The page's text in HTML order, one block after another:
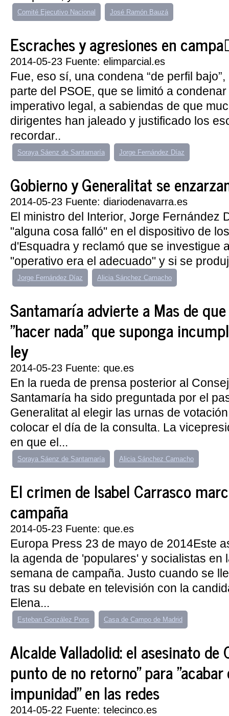
Comité Ejecutivo Nacional José Ramón Bauzá
Escraches y agresiones en
2014-05-23 Fuente: elimparcial.es
Fue, eso sí, una condena “de perfil
parte del PSOE, que se limitó a
imperativo legal, a sabiendas de que
dirigentes han jaleado y justificado los
recordar..
Soraya Sáenz de Santamaría Jorge Fernández Díaz
Gobierno y Generalitat se
2014-05-23 Fuente: diariodenavarra.es
El ministro del Interior, Jorge Fernández
"alguna cosa falló" en el dispositivo de
d'Esquadra y reclamó que se investigue
"operativo era el adecuado" y si se
Jorge Fernández Díaz Alicia Sánchez Camacho
Santamaría advierte a Mas de
"hacer nada" que suponga
ley
2014-05-23 Fuente: que.es
En la rueda de prensa posterior al
Santamaría ha sido preguntada por el
Generalitat al elegir las urnas de
colocar el día de la consulta. La
en que el...
Soraya Sáenz de Santamaría Alicia Sánchez Camacho
El crimen de Isabel Carrasco
campaña
2014-05-23 Fuente: que.es
Europa Press 23 de mayo de 2014Este
la agenda de 'populares' y socialistas en
semana de campaña. Justo cuando se
tras su debate en televisión con la
Elena...
Esteban González Pons Casa de Campo de Madrid
Alcalde Valladolid: el asesinato de
punto de no retorno" para
impunidad" en las redes
2014-05-22 Fuente: telecinco.es